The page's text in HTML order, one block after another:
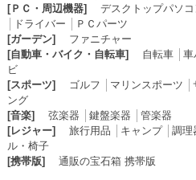
[ＰＣ・周辺機器]
デスクトップパソコ
ドライバー
ＰＣパーツ
[ガーデン]
ファニチャー
[自動車・バイク・自転車]
自転車│ 車
ビ
[スポーツ]
ゴルフ マリンスポーツ
ング
[音楽]
弦楽器 鍵盤楽器
管楽器
[レジャー]
旅行用品 キャンプ│ 調理
ル・椅子
[携帯版]
通販の宝石箱 携帯版